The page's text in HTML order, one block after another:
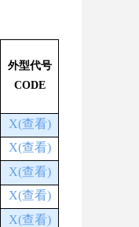
外型代号
CODE
X(查看)
X(查看)
X(查看)
X(查看)
X(查看)